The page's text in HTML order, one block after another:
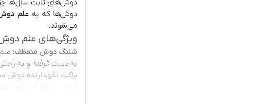
دوش‌های ثابت سال‌ها
دوش‌ها که بهعلم دوش
می‌شوند.
ویژگی‌های علم دوش
شلنگ دوش منعطف:
به دست گرفته و به
براکت نگهدارنده دوش